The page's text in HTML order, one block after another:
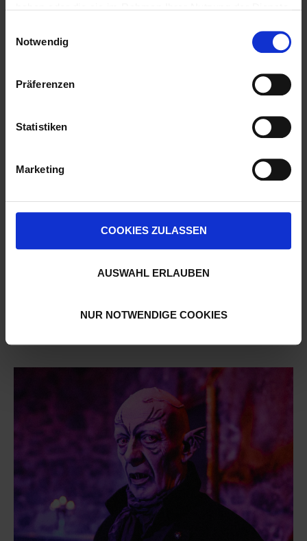
Notwendig
Präferenzen
Statistiken
Marketing
COOKIES ZULASSEN
AUSWAHL ERLAUBEN
NUR NOTWENDIGE COOKIES